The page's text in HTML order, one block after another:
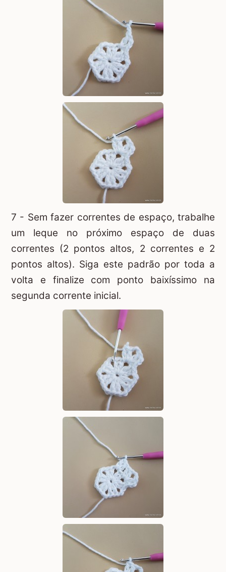
7 - Sem fazer correntes de espaço, trabalhe
um leque no próximo espaço de duas
correntes (2 pontos altos, 2 correntes e 2
pontos altos). Siga este padrão por toda a
volta e finalize com ponto baixíssimo na
segunda corrente inicial.